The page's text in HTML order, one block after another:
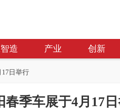
造 产业 创新
17日举行
春季车展于4月17